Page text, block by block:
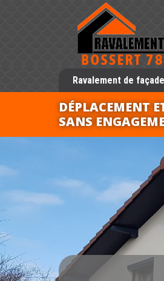
Ravalement de
DÉPLACEMENT
SANS